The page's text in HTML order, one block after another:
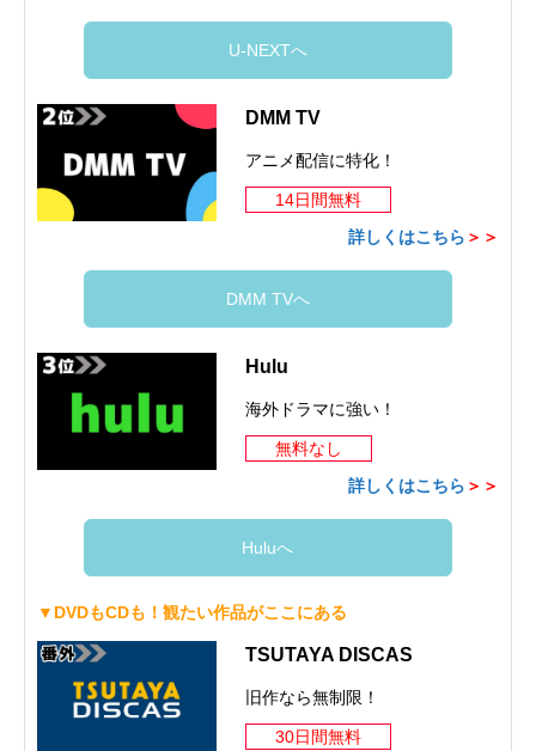
U-NEXTへ
DMM TV
アニメ配信に特化！
14日間無料
詳しくはこちら ＞＞
DMM TVへ
Hulu
海外ドラマに強い！
無料なし
詳しくはこちら ＞＞
Huluへ
▼DVDもCDも！観たい作品がここにある
TSUTAYA DISCAS
旧作なら無制限！
30日間無料